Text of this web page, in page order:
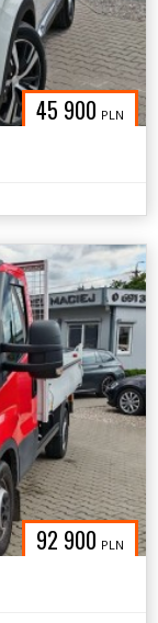
45 900 PLN
92 900 PLN